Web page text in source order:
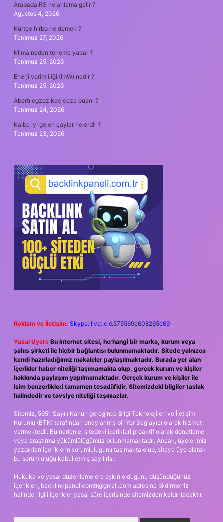
Arabada RS ne anlama gelir ?
Ağustos 4, 2026
Kürtçe hırbo ne demek ?
Temmuz 27, 2026
Klima neden terleme yapar ?
Temmuz 25, 2026
Enerji verimliliği (lmW) nedir ?
Temmuz 25, 2026
Abartı egzoz kaç ceza puanı ?
Temmuz 24, 2026
Kalbe iyi gelen çaylar nelerdir ?
Temmuz 23, 2026
Reklam ve İletişim: Skype: live:.cid.575569c608265c69
Yasal Uyarı: Bu internet sitesi, herhangi bir marka, kurum veya
şahıs şirketi ile hiçbir bağlantısı bulunmamaktadır. Sitede yalnızca
kendi hazırladığımız makaleler paylaşılmaktadır. Burada yer alan
içerikler haber niteliği taşımamakta olup, gerçek kurum ve kişiler
hakkında paylaşım yapılmamaktadır. Gerçek kurum ve kişiler ile
isim benzerlikleri tamamen tesadüfidir. Sitemizdeki bilgiler taslak
halindedir ve tavsiye niteliği taşımazlar.
Sitemiz, 5651 Sayılı Kanun gereğince Bilgi Teknolojileri ve İletişim
Kurumu (BTK) tarafından onaylanmış bir Yer Sağlayıcı olarak hizmet
vermektedir. Bu nedenle, sitedeki içerikleri proaktif olarak denetleme
veya araştırma yükümlülüğümüz bulunmamaktadır. Ancak, üyelerimiz
yazdıkları içeriklerin sorumluluğunu taşımakta olup, siteye üye olarak
bu sorumluluğu kabul etmiş sayılırlar.
Hukuka ve yasal düzenlemelere aykırı olduğunu düşündüğünüz
içerikleri, backlinkpanelicomtr@gmail.com adresine bildirmeniz
halinde, ilgili içerikler yasal süre içerisinde sitemizden kaldırılacaktır.